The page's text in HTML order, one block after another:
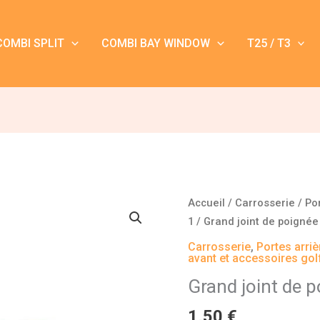
SPLIT COMBI BAY WINDOW T25 / T3
Accueil / Carrosserie /
1 / Grand joint de
Carrosserie, Portes
avant et accessoires
Grand joint de
quantité
de
Grand
joint
de
poignée
de